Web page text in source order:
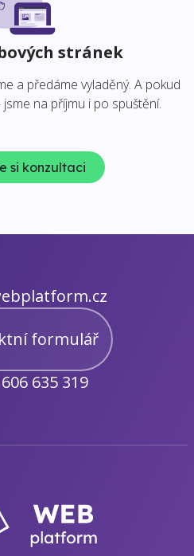
stránek
a předáme vyladěný. A pokud
na příjmu i po spuštění.
si konzultaci
formulář
635 319